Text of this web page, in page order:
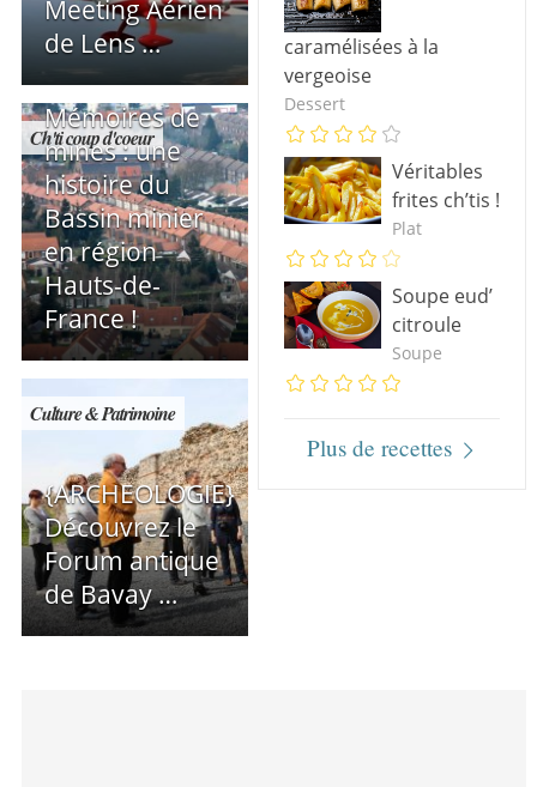
Meeting Aérien
de Lens …
Ch'ti coup d'coeur
{HISTOIRE}
Mémoires de
mines : une
histoire du
Bassin minier
en région
Hauts-de-
France !
Culture & Patrimoine
{ARCHEOLOGIE}
Découvrez le
Forum antique
de Bavay …
caramélisées à la
vergeoise
Dessert
Véritables
frites ch’tis !
Plat
Soupe eud’
citroule
Soupe
Plus de recettes